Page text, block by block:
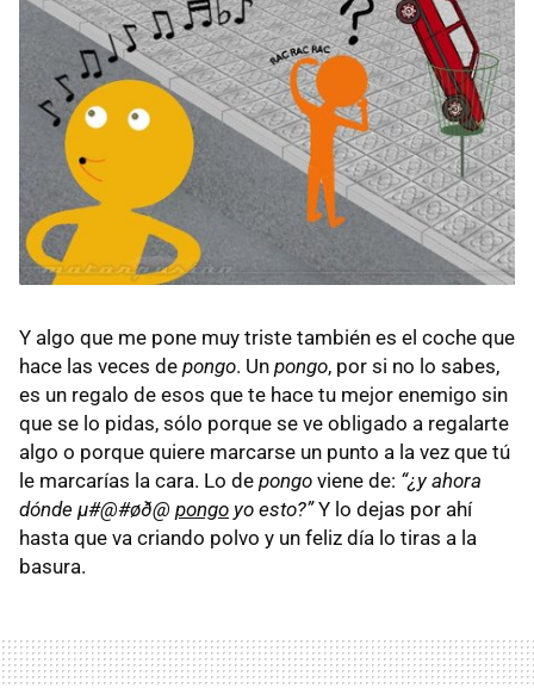
Y algo que me pone muy triste también es el coche que
hace las veces de pongo. Un pongo, por si no lo sabes,
es un regalo de esos que te hace tu mejor enemigo sin
que se lo pidas, sólo porque se ve obligado a regalarte
algo o porque quiere marcarse un punto a la vez que tú
le marcarías la cara. Lo de pongo viene de: “¿y ahora
dónde µ#@#øð@ pongo yo esto?”Y lo dejas por ahí
hasta que va criando polvo y un feliz día lo tiras a la
basura.